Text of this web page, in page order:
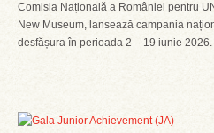
Comisia Națională a României pentru
New Museum, lansează campania
desfășura în perioada 2 – 19 iunie